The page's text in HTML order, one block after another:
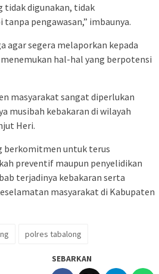
tidak digunakan, tidak
pengawasan,” imbaunya.
agar segera melaporkan kepada
hal-hal yang berpotensi
masyarakat sangat diperlukan
musibah kebakaran di wilayah
Heri.
berkomitmen untuk terus
preventif maupun penyelidikan
terjadinya kebakaran serta
masyarakat di Kabupaten
polres tabalong
SEBARKAN